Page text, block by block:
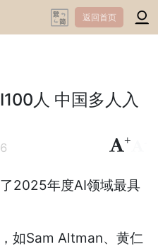
返回首页
人 中国多人入
+
2025年度AI领域最具
如Sam Altman、黄仁